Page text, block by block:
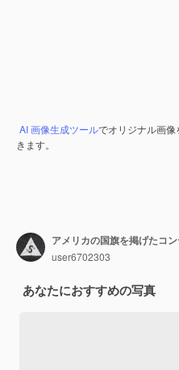
AI 画像生成ツールでオリジナル画像
きます。
アメリカの国旗を掲げたコ
user6702303
あなたにおすすめの写真